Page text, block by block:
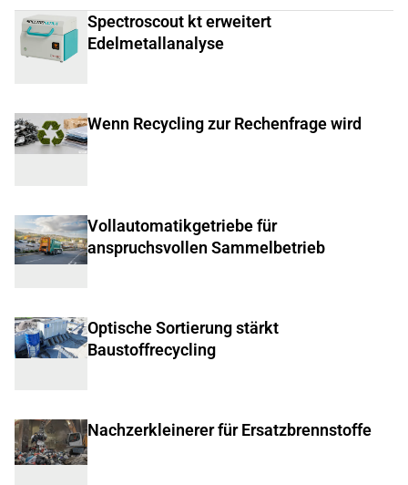
Spectroscout kt erweitert
Edelmetallanalyse
Wenn Recycling zur Rechenfrage wird
Vollautomatikgetriebe für
anspruchsvollen Sammelbetrieb
Optische Sortierung stärkt
Baustoffrecycling
Nachzerkleinerer für Ersatzbrennstoffe